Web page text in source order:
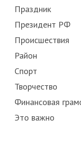
Праздник
Президент РФ
Происшествия
Район
Спорт
Творчество
Финансовая
Это важно